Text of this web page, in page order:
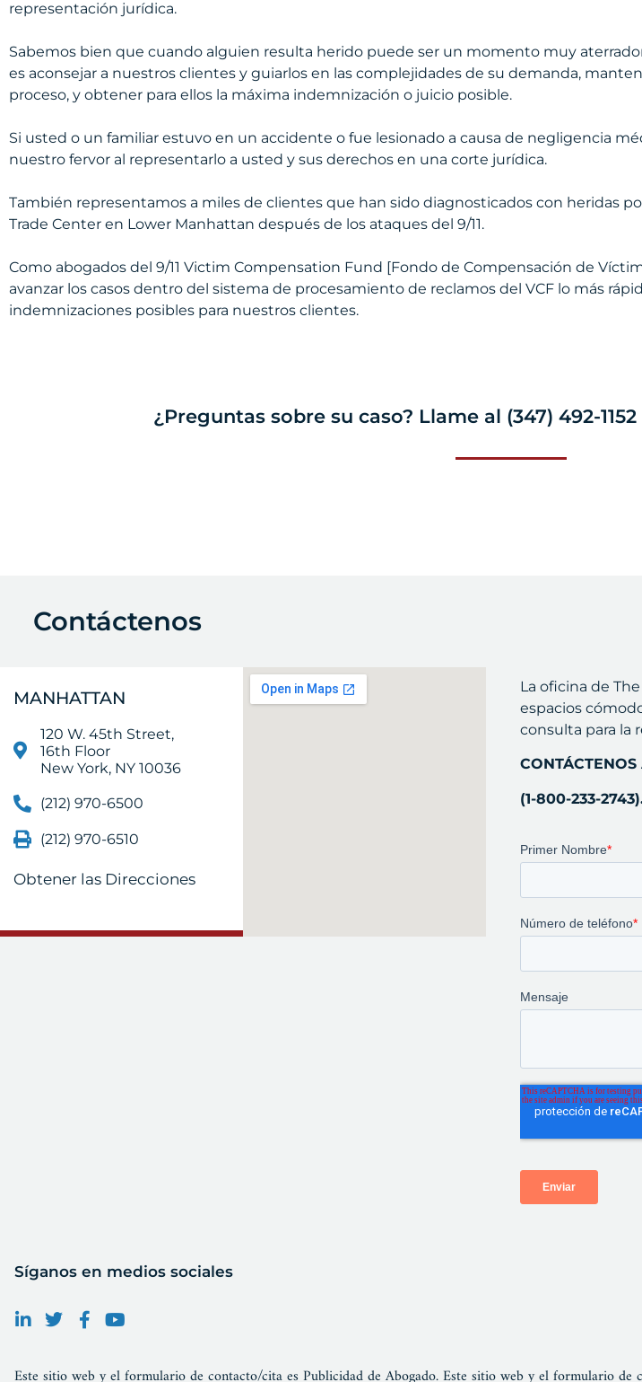
representación jurídica.
Sabemos bien que cuando alguien resulta herido puede ser un momento muy
es aconsejar a nuestros clientes y guiarlos en las complejidades de su demanda,
proceso, y obtener para ellos la máxima indemnización o juicio posible.
Si usted o un familiar estuvo en un accidente o fue lesionado a causa de negligencia
nuestro fervor al representarlo a usted y sus derechos en una corte jurídica.
También representamos a miles de clientes que han sido diagnosticados con heridas
Trade Center en Lower Manhattan después de los ataques del 9/11.
Como abogados del 9/11 Victim Compensation Fund [Fondo de Compensación de
avanzar los casos dentro del sistema de procesamiento de reclamos del VCF lo más
indemnizaciones posibles para nuestros clientes.
¿Preguntas sobre su caso? Llame al (347) 492-
Contáctenos
MANHATTAN
120 W. 45th Street,
16th Floor
New York, NY 10036
(212) 970-6500
(212) 970-6510
Obtener las Direcciones
La oficina de
espacios
consulta para la
(1-800-233-
Síganos en medios sociales
Este sitio web y el formulario de contacto/cita es Publicidad de Abogado. Este sitio web y el formulario